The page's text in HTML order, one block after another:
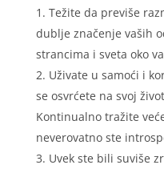
Težite da previše
dublje značenje vaših
strancima i sveta oko
Uživate u samoći i
se osvrćete na svoj
Kontinualno tražite
neverovatno ste
Uvek ste bili suviše